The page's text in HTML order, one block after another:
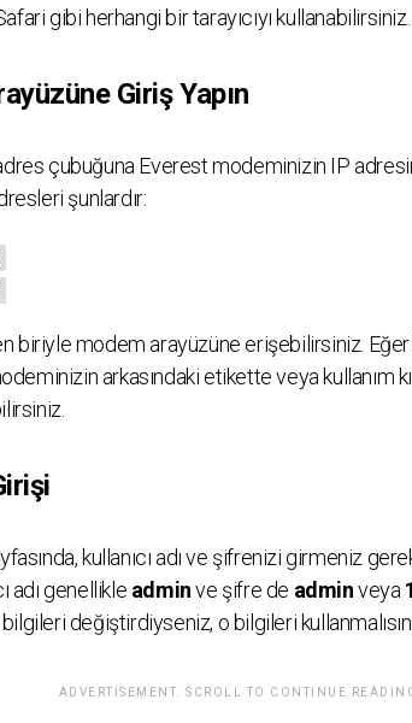
gibi herhangi bir tarayıcıyı kullanabilirsiniz.
Giriş Yapın
adres çubuğuna Everest modeminizin IP
şunlardır:
biriyle modem arayüzüne erişebilirsiniz.
arkasındaki etikette veya kullanım
kullanıcı adı ve şifrenizi girmeniz
adı genellikle adminve şifre de adminveya
değiştirdiyseniz, o bilgileri
ADVERTISEMENT. SCROLL TO CONTINUE